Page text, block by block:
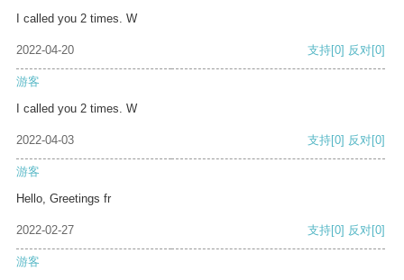
I called you 2 times. W
2022-04-20 支持[0] 反对[0]
游客
I called you 2 times. W
2022-04-03 支持[0] 反对[0]
游客
Hello, Greetings fr
2022-02-27 支持[0] 反对[0]
游客